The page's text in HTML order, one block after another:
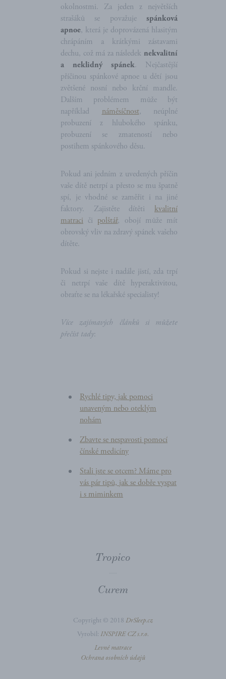
okolnostmi. Za jeden z největších
strašáků se považuje spánková
apnoe, která je doprovázená hlasitým
chrápáním a krátkými zástavami
dechu, což má za následek nekvalitní
a neklidný spánek. Nejčastější
příčinou spánkové apnoe u dětí jsou
zvětšené nosní nebo krční mandle.
Dalším problémem může být
napříkladnáměsíčnost, neúplné
probuzení z hlubokého spánku,
probuzení se zmateností nebo
postihem spánkového děsu.
Pokud ani jedním z uvedených příčin
vaše dítě netrpí a přesto se mu špatně
spí, je vhodné se zaměřit i na jiné
faktory. Zajistěte dítěti kvalitní
matraci či polštář, obojí může mít
obrovský vliv na zdravý spánek vašeho
dítěte.
Pokud si nejste i nadále jistí, zda trpí
či netrpí vaše dítě hyperaktivitou,
obraťte se na lékařské specialisty!
Více zajímavých článků si můžete
přečíst tady:
Rychlé tipy, jak pomoci
unaveným nebo oteklým
nohám
Zbavte se nespavosti pomocí
čínské medicíny
Stali jste se otcem? Máme pro
vás pár tipů, jak se dobře vyspat
i s miminkem
Tropico
Curem
Copyright © 2018 DrSleep.cz
Vyrobil: INSPIRE CZ s.r.o.
Levné matrace
Ochrana osobních údajů